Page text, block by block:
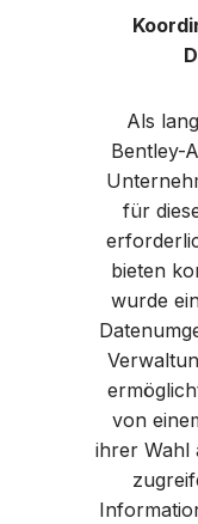
Als
Bentley-
für
bieten
wurde
von
ihrer Wahl